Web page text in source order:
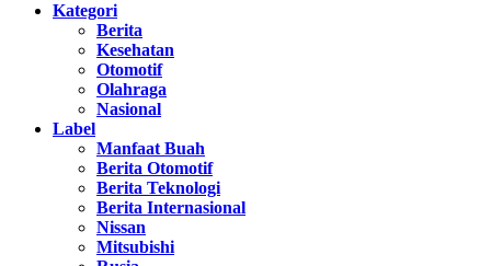
Kategori
Berita
Kesehatan
Otomotif
Olahraga
Nasional
Label
Manfaat Buah
Berita Otomotif
Berita Teknologi
Berita Internasional
Nissan
Mitsubishi